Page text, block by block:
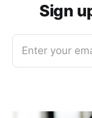
Sign
Enter your